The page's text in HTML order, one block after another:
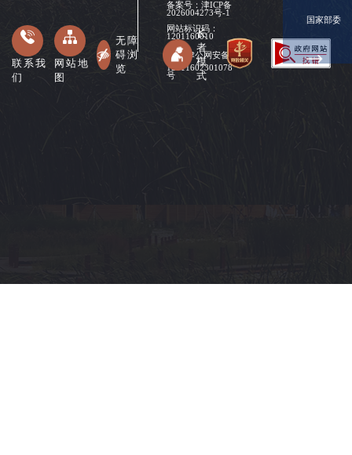
备案号： 津ICP备
2026004273号-1
网站标识码：
1201160010
津公网安备
12011602301078
号
联系我
们
网站地
图
无障
碍浏
览
长
者
模
式
国家部委